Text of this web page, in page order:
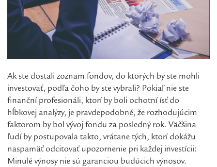
Ak ste dostali zoznam fondov, do ktorých by ste mohli
investovať, podľa čoho by ste vybrali? Pokiaľ nie ste
finanční profesionáli, ktorí by boli ochotní ísť do
hĺbkovej analýzy, je pravdepodobné, že rozhodujúcim
faktorom by bol vývoj fondu za posledný rok. Väčšina
ľudí by postupovala takto, vrátane tých, ktorí dokážu
naspamäť odcitovať upozornenie pri každej investícii:
Minulé výnosy nie sú garanciou budúcich výnosov.